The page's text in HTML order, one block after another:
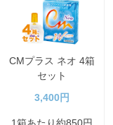
CMプラス ネオ 4箱
セット
3,400円
1箱あたり約850円